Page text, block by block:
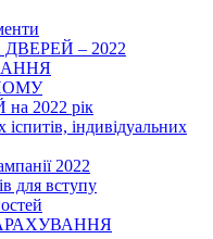
– 2022
2022 рік
індивідуальних
2022
для вступу